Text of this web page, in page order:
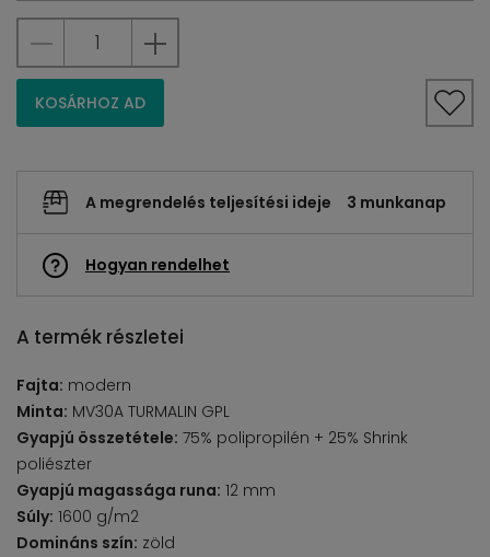
KOSÁRHOZ AD
A megrendelés teljesítési ideje 3 munkanap
Hogyan rendelhet
A termék részletei
Fajta: modern
Minta: MV30A TURMALIN GPL
Gyapjú összetétele: 75% polipropilén + 25% Shrink
poliészter
Gyapjú magassága runa: 12 mm
Súly: 1600 g/m2
Domináns szín: zöld